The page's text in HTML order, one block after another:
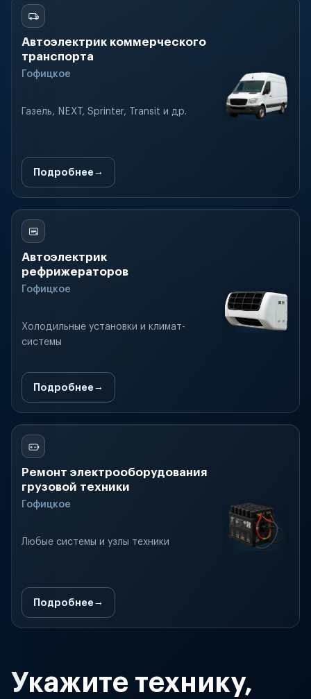
Автоэлектрик коммерческого
транспорта
Гофицкое
Газель, NEXT, Sprinter, Transit и др.
Подробнее
Автоэлектрик
рефрижераторов
Гофицкое
Холодильные установки и климат-
системы
Подробнее
Ремонт электрооборудования
грузовой техники
Гофицкое
Любые системы и узлы техники
Подробнее
Укажите технику,